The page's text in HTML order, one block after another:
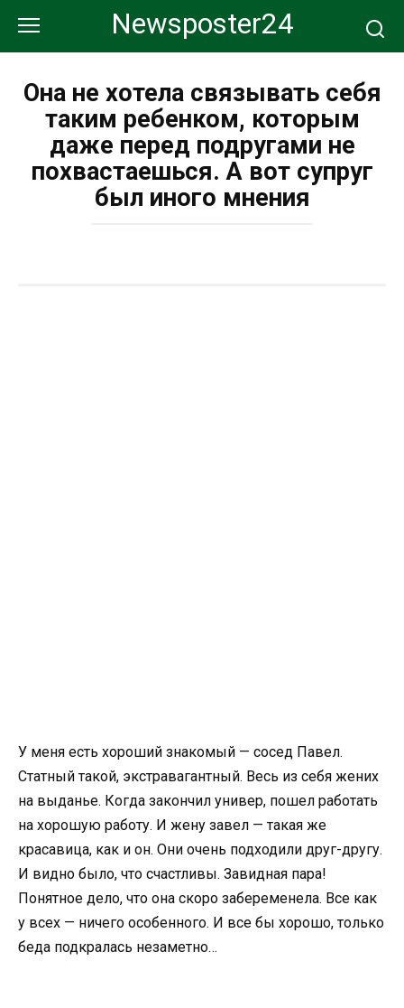
контенту
Newsposter24
Она не хотела связывать себя
таким ребенком, которым
даже перед подругами не
похвастаешься. А вот супруг
был иного мнения
У меня есть хороший знакомый — сосед Павел.
Статный такой, экстравагантный. Весь из себя жених
на выданье. Когда закончил универ, пошел работать
на хорошую работу. И жену завел — такая же
красавица, как и он. Они очень подходили друг-другу.
И видно было, что счастливы. Завидная пара!
Понятное дело, что она скоро забеременела. Все как
у всех — ничего особенного. И все бы хорошо, только
беда подкралась незаметно…